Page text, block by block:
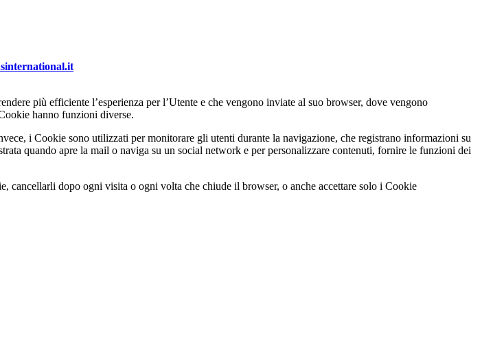
più efficiente l’esperienza per l’Utente e che vengono inviate al suo browser, dove vengono
hanno funzioni diverse.
i Cookie sono utilizzati per monitorare gli utenti durante la navigazione, che registrano informazioni su
quando apre la mail o naviga su un social network e per personalizzare contenuti, fornire le funzioni dei
cancellarli dopo ogni visita o ogni volta che chiude il browser, o anche accettare solo i Cookie